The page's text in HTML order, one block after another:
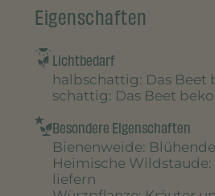
Eigenschaften
Lichtbedarf
halbschattig: Das Beet
schattig: Das Beet
Besondere Eigenschaften
Bienenweide:
Heimische Wildstaude:
liefern